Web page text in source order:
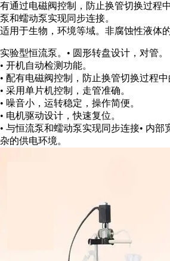
有通过电磁阀控制，防止换管切换过程
泵和蠕动泵实现同步连接。
适用于生物，环境等域。非腐蚀性液体
实验型恒流泵。• 圆形转盘设计，对管。
• 开机自动检测功能。
• 配有电磁阀控制，防止换管切换过程中
• 采用单片机控制，走管准确。
• 噪音小，运转稳定，操作简便。
• 电机驱动设计，快速复位。
• 与恒流泵和蠕动泵实现同步连接• 内部
杂的供电环境。